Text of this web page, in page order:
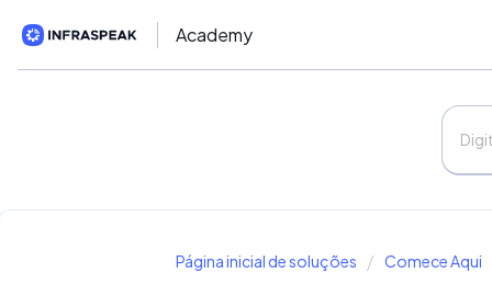
Academy
Página inicial de soluções Comece Aqui